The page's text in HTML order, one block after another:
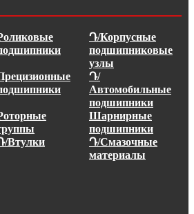
Դ/Корпусные
подшипниковые
узлы
Դ/
Автомобильные
подшипники
Шарнирные
подшипники
Втулки
Դ/Смазочные
материалы